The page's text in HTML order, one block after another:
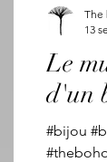
Le
d'un
#bijou
The
13